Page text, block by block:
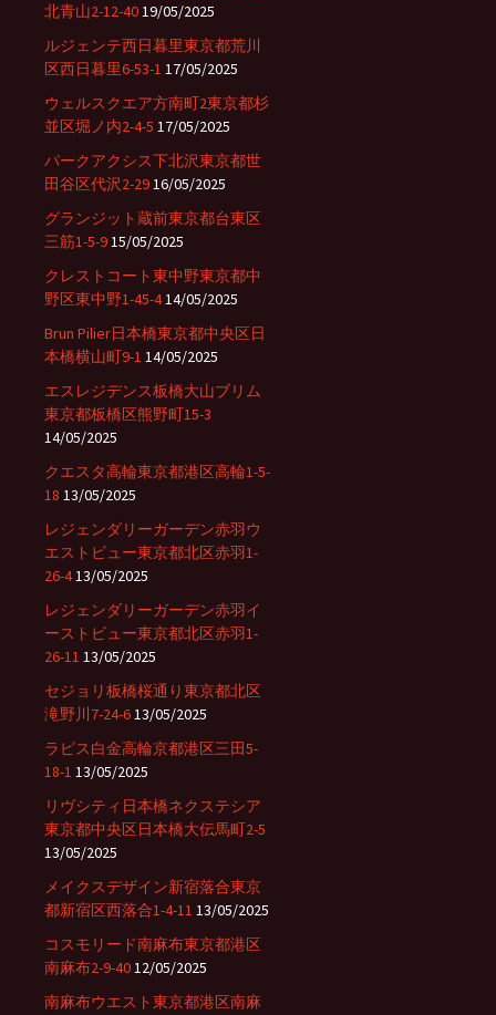
北青山2-12-4019/05/2025
ルジェンテ西日暮里東京都荒川
区西日暮里6-53-1 17/05/2025
ウェルスクエア方南町2東京都杉
並区堀ノ内2-4-5 17/05/2025
パークアクシス下北沢東京都世
田谷区代沢2-2916/05/2025
グランジット蔵前東京都台東区
三筋1-5-915/05/2025
クレストコート東中野東京都中
野区東中野1-45-414/05/2025
Brun Pilier日本橋東京都中央区日
本橋横山町9-1 14/05/2025
エスレジデンス板橋大山ブリム
東京都板橋区熊野町15-3
14/05/2025
クエスタ高輪東京都港区高輪1-5-
18 13/05/2025
レジェンダリーガーデン赤羽ウ
エストビュー東京都北区赤羽1-
26-413/05/2025
レジェンダリーガーデン赤羽イ
ーストビュー東京都北区赤羽1-
26-11 13/05/2025
セジョリ板橋桜通り東京都北区
滝野川7-24-613/05/2025
ラピス白金高輪京都港区三田5-
18-1 13/05/2025
リヴシティ日本橋ネクステシア
東京都中央区日本橋大伝馬町2-5
13/05/2025
メイクスデザイン新宿落合東京
都新宿区西落合1-4-11 13/05/2025
コスモリード南麻布東京都港区
南麻布2-9-4012/05/2025
南麻布ウエスト東京都港区南麻